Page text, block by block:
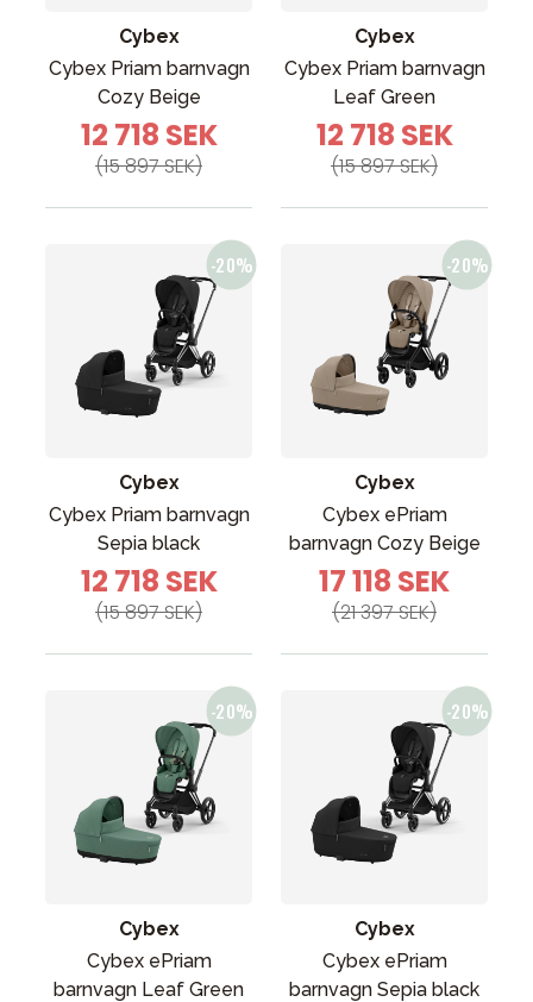
Cybex
Cybex Priam barnvagn
Cozy Beige
12 718 SEK
(15 897 SEK)
Cybex
Cybex Priam barnvagn
Leaf Green
12 718 SEK
(15 897 SEK)
Cybex
Cybex Priam barnvagn
Sepia black
12 718 SEK
(15 897 SEK)
Cybex
Cybex ePriam
barnvagn Cozy Beige
17 118 SEK
(21 397 SEK)
Cybex
Cybex ePriam
barnvagn Leaf Green
Cybex
Cybex ePriam
barnvagn Sepia black